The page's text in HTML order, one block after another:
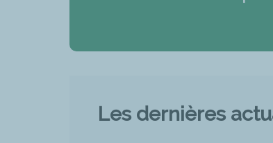
Les dernières